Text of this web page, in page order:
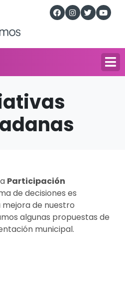
Participación
de decisiones es
de nuestro
algunas propuestas de
municipal.